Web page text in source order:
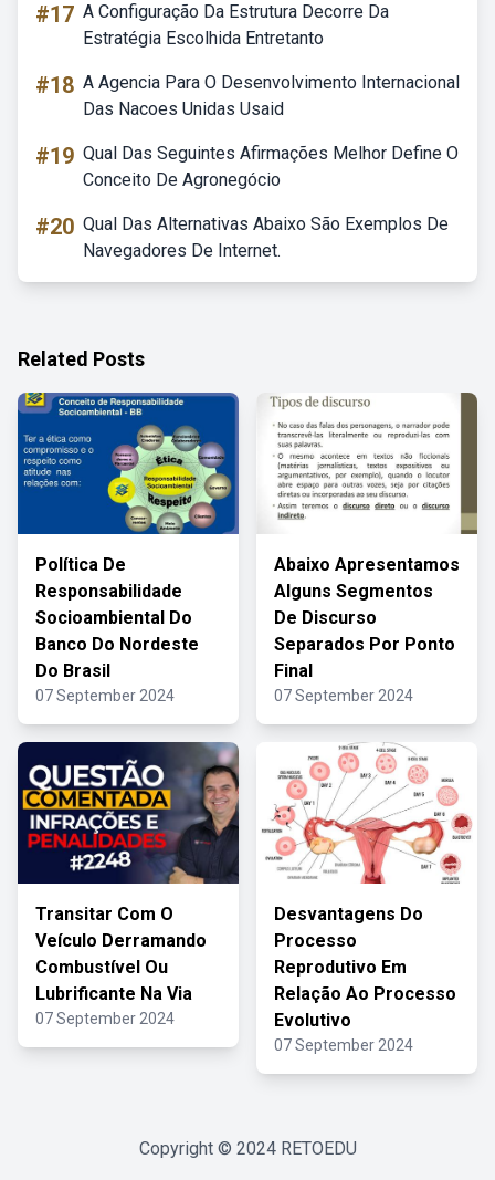
#17 A Configuração Da Estrutura Decorre Da
Estratégia Escolhida Entretanto
#18 A Agencia Para O Desenvolvimento Internacional
Das Nacoes Unidas Usaid
#19 Qual Das Seguintes Afirmações Melhor Define O
Conceito De Agronegócio
#20 Qual Das Alternativas Abaixo São Exemplos De
Navegadores De Internet.
Related Posts
Política De
Responsabilidade
Socioambiental Do
Banco Do Nordeste
Do Brasil
07 September 2024
Abaixo Apresentamos
Alguns Segmentos
De Discurso
Separados Por Ponto
Final
07 September 2024
Transitar Com O
Veículo Derramando
Combustível Ou
Lubrificante Na Via
07 September 2024
Desvantagens Do
Processo
Reprodutivo Em
Relação Ao Processo
Evolutivo
07 September 2024
Copyright © 2024 RETOEDU